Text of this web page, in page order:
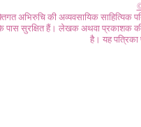
अभिरुचि की अव्यवसायिक
पास सुरक्षित हैं। लेखक अथवा प्रकाशक की
है। यह पत्रिका